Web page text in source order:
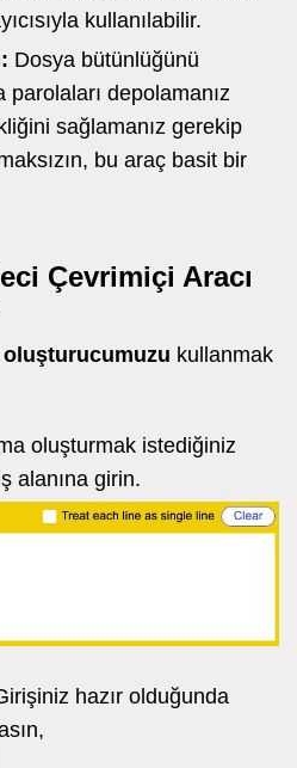
kullanılabilir.
Dosya bütünlüğünü
parolaları depolamanız
sağlamanız gerekip
bu araç basit bir
Çevrimiçi Aracı
kullanmak
oluşturmak istediğiniz
alanına girin.
hazır olduğunda